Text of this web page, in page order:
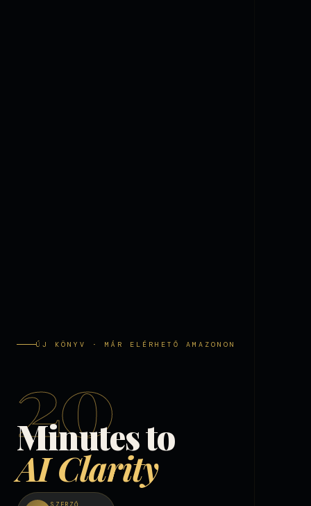
ÚJ KÖNYV · MÁR ELÉRHETŐ AMAZONON
20
Minutes to
AI Clarity